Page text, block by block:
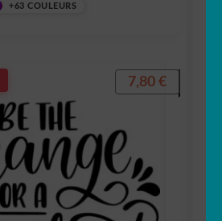
+63 COULEURS
7,80 €